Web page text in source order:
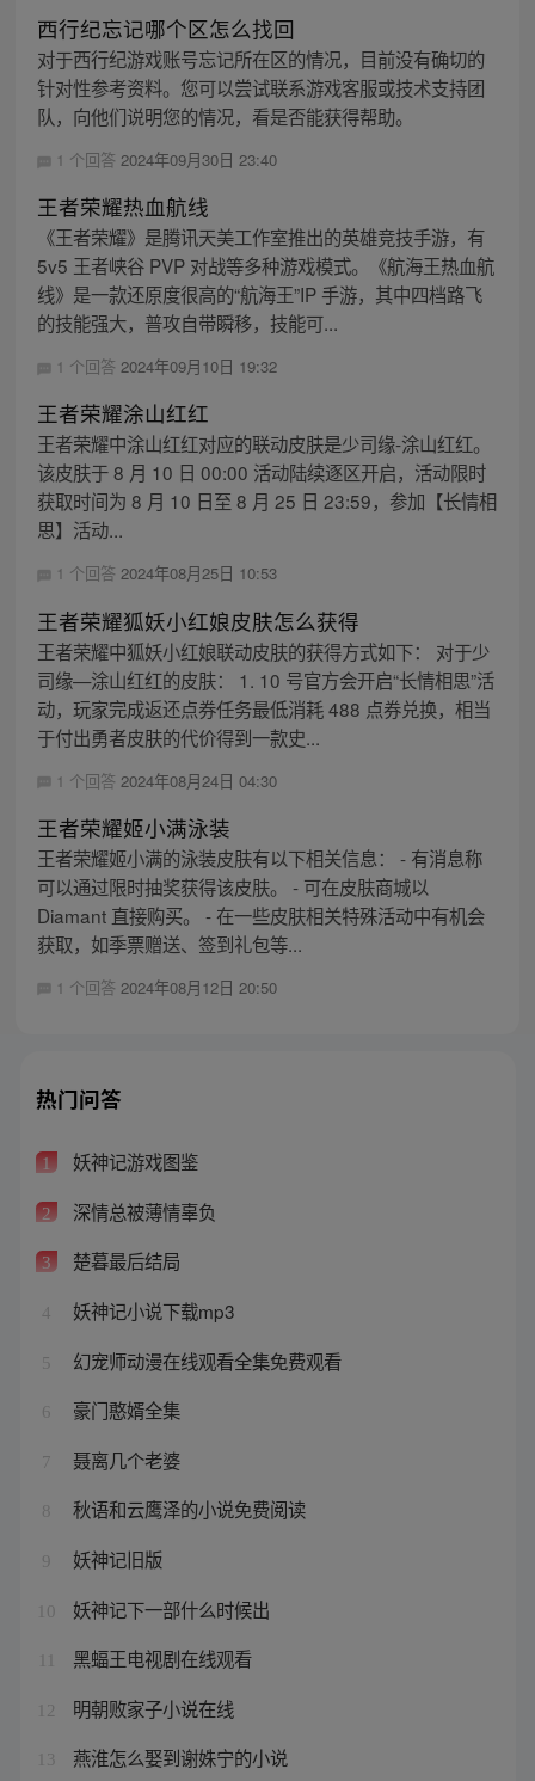
西行纪忘记哪个区怎么找回
对于西行纪游戏账号忘记所在区的情况，目前没有确切的
针对性参考资料。您可以尝试联系游戏客服或技术支持团
队，向他们说明您的情况，看是否能获得帮助。
1 个回答 2024年09月30日 23:40
王者荣耀热血航线
《王者荣耀》是腾讯天美工作室推出的英雄竞技手游，有
5v5 王者峡谷 PVP 对战等多种游戏模式。《航海王热血航
线》是一款还原度很高的“航海王”IP 手游，其中四档路飞
的技能强大，普攻自带瞬移，技能可...
1 个回答 2024年09月10日 19:32
王者荣耀涂山红红
王者荣耀中涂山红红对应的联动皮肤是少司缘-涂山红红。
该皮肤于 8 月 10 日 00:00 活动陆续逐区开启，活动限时
获取时间为 8 月 10 日至 8 月 25 日 23:59，参加【长情相
思】活动...
1 个回答 2024年08月25日 10:53
王者荣耀狐妖小红娘皮肤怎么获得
王者荣耀中狐妖小红娘联动皮肤的获得方式如下： 对于少
司缘—涂山红红的皮肤： 1. 10 号官方会开启“长情相思”活
动，玩家完成返还点券任务最低消耗 488 点券兑换，相当
于付出勇者皮肤的代价得到一款史...
1 个回答 2024年08月24日 04:30
王者荣耀姬小满泳装
王者荣耀姬小满的泳装皮肤有以下相关信息： - 有消息称
可以通过限时抽奖获得该皮肤。 - 可在皮肤商城以
Diamant 直接购买。 - 在一些皮肤相关特殊活动中有机会
获取，如季票赠送、签到礼包等...
1 个回答 2024年08月12日 20:50
热门问答
1 妖神记游戏图鉴
2 深情总被薄情辜负
3 楚暮最后结局
4 妖神记小说下载mp3
5 幻宠师动漫在线观看全集免费观看
6 豪门憨婿全集
7 聂离几个老婆
8 秋语和云鹰泽的小说免费阅读
9 妖神记旧版
10 妖神记下一部什么时候出
黑蝠王电视剧在线观看
12 明朝败家子小说在线
13 燕淮怎么娶到谢姝宁的小说